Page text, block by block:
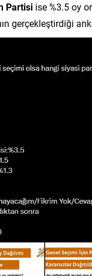
Partisi ise %3.5 oy
gerçekleştirdiği